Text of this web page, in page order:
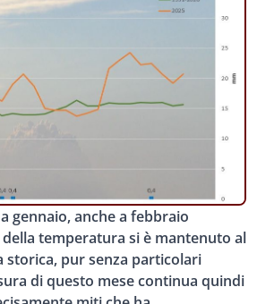
gennaio, anche a febbraio
temperatura si è mantenuto al
storica, pur senza particolari
di questo mese continua quindi